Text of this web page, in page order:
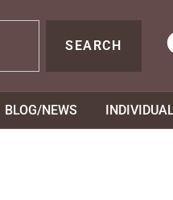
SEARCH
BLOG/NEWS